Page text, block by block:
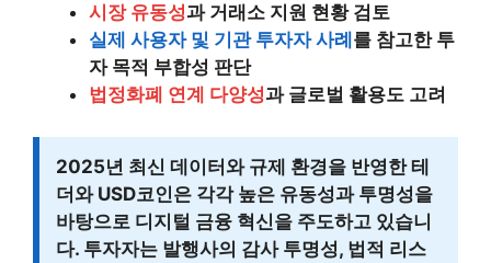
시장 유동성과 거래소 지원 현황 검토
실제 사용자 및 기관 투자자 사례 를 참고한 투
자 목적 부합성 판단
법정화폐 연계 다양성과 글로벌 활용도 고려
2025년 최신 데이터와 규제 환경을 반영한 테
더와 USD코인은 각각 높은 유동성과 투명성을
바탕으로 디지털 금융 혁신을 주도하고 있습니
다. 투자자는 발행사의 감사 투명성, 법적 리스